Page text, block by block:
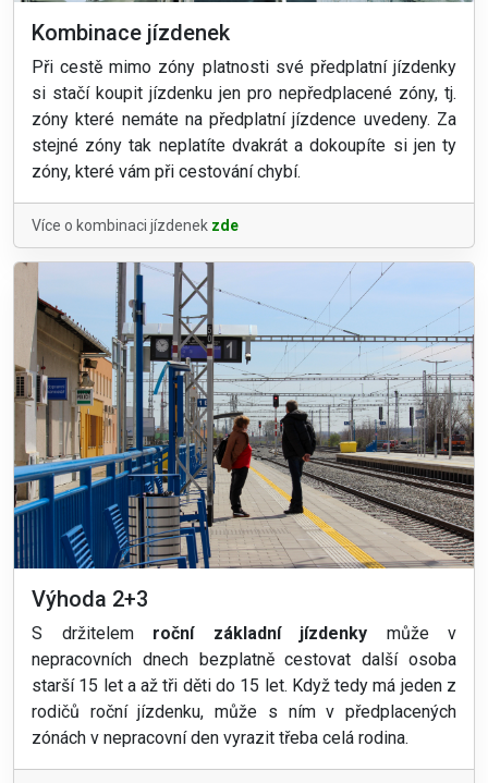
Kombinace jízdenek
Při cestě mimo zóny platnosti své předplatní jízdenky
si stačí koupit jízdenku jen pro nepředplacené zóny, tj.
zóny které nemáte na předplatní jízdence uvedeny. Za
stejné zóny tak neplatíte dvakrát a dokoupíte si jen ty
zóny, které vám při cestování chybí.
Více o kombinaci jízdenek zde
Výhoda 2+3
S držitelem roční základní jízdenky může v
nepracovních dnech bezplatně cestovat další osoba
starší 15 let a až tři děti do 15 let. Když tedy má jeden z
rodičů roční jízdenku, může s ním v předplacených
zónách v nepracovní den vyrazit třeba celá rodina.